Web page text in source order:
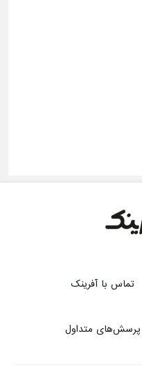
تماس با آفرینک
پرسش‌های متداول